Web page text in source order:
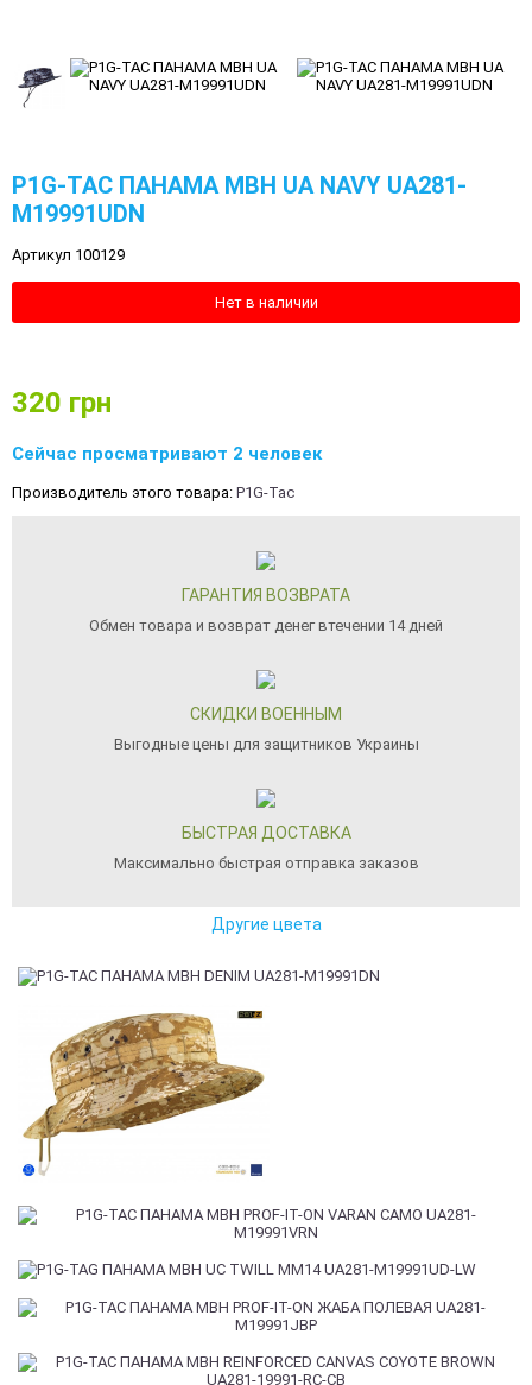
P1G-TAC ПАНАМА MBH UA NAVY UA281-
M19991UDN
Артикул 100129
Нет в наличии
320 грн
Сейчас просматривают 2 человек
Производитель этого товара: P1G-Tac
ГАРАНТИЯ ВОЗВРАТА
Обмен товара и возврат денег втечении 14 дней
СКИДКИ ВОЕННЫМ
Выгодные цены для защитников Украины
БЫСТРАЯ ДОСТАВКА
Максимально быстрая отправка заказов
Другие цвета